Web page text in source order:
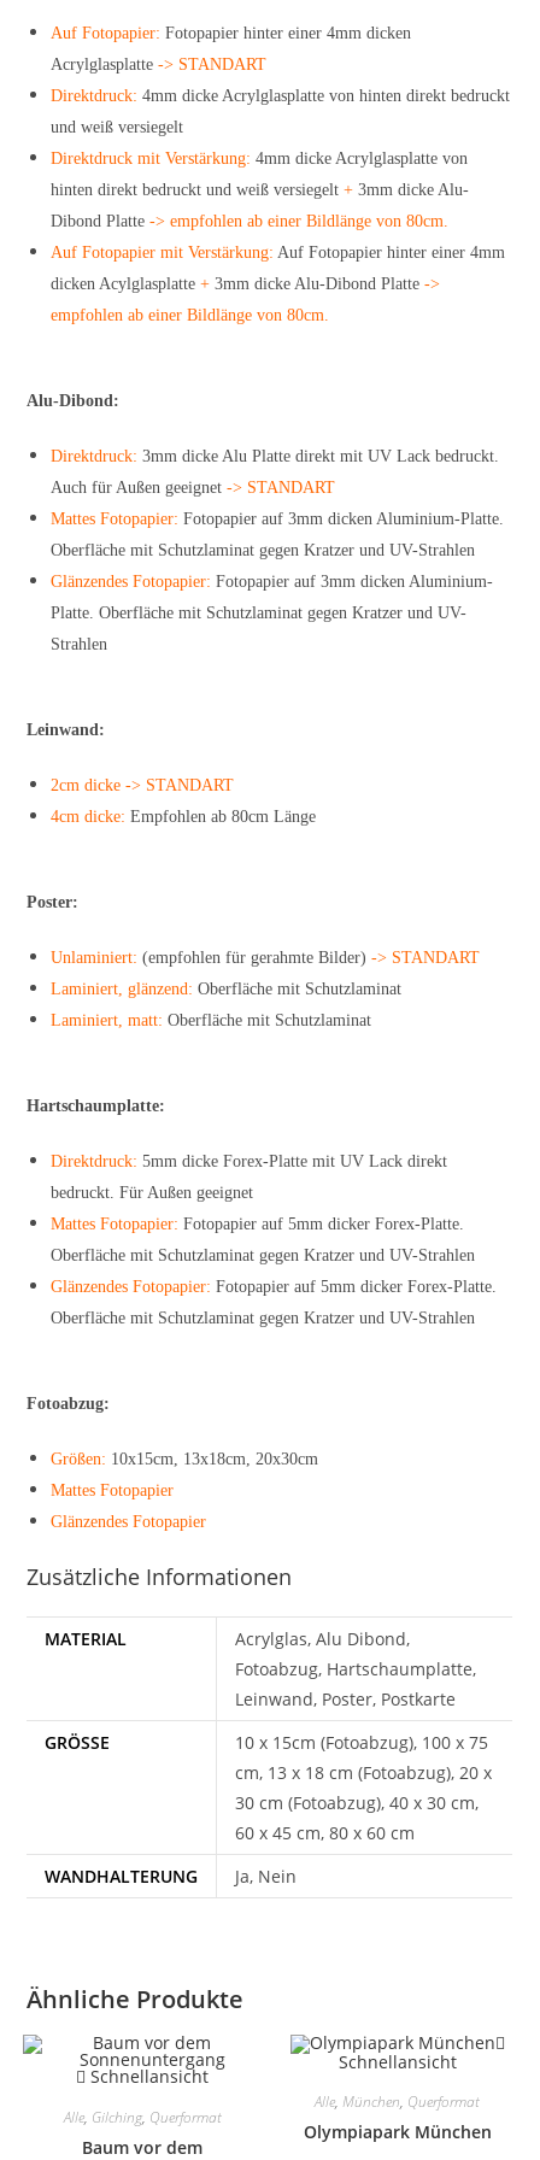
Auf Fotopapier: Fotopapier hinter einer 4mm dicken
Acrylglasplatte-> STANDART
Direktdruck: 4mm dicke Acrylglasplatte von hinten direkt bedruckt
und weiß versiegelt
Direktdruck mit Verstärkung: 4mm dicke Acrylglasplatte von
hinten direkt bedruckt und weiß versiegelt + 3mm dicke Alu-
Dibond Platte-> empfohlen ab einer Bildlänge von 80cm.
Auf Fotopapier mit Verstärkung: Auf Fotopapier hinter einer 4mm
dicken Acylglasplatte + 3mm dicke Alu-Dibond Platte->
empfohlen ab einer Bildlänge von 80cm.
Alu-Dibond:
Direktdruck: 3mm dicke Alu Platte direkt mit UV Lack bedruckt.
Auch für Außen geeignet-> STANDART
Mattes Fotopapier: Fotopapier auf 3mm dicken Aluminium-Platte.
Oberfläche mit Schutzlaminat gegen Kratzer und UV-Strahlen
Glänzendes Fotopapier: Fotopapier auf 3mm dicken Aluminium-
Platte. Oberfläche mit Schutzlaminat gegen Kratzer und UV-
Strahlen
Leinwand:
2cm dicke -> STANDART
4cm dicke: Empfohlen ab 80cm Länge
Poster:
Unlaminiert: (empfohlen für gerahmte Bilder)-> STANDART
Laminiert, glänzend: Oberfläche mit Schutzlaminat
Laminiert, matt: Oberfläche mit Schutzlaminat
Hartschaumplatte:
Direktdruck: 5mm dicke Forex-Platte mit UV Lack direkt
bedruckt. Für Außen geeignet
Mattes Fotopapier: Fotopapier auf 5mm dicker Forex-Platte.
Oberfläche mit Schutzlaminat gegen Kratzer und UV-Strahlen
Glänzendes Fotopapier: Fotopapier auf 5mm dicker Forex-Platte.
Oberfläche mit Schutzlaminat gegen Kratzer und UV-Strahlen
Fotoabzug:
Größen: 10x15cm, 13x18cm, 20x30cm
Mattes Fotopapier
Glänzendes Fotopapier
Zusätzliche Informationen
MATERIAL
Acrylglas, Alu Dibond,
Fotoabzug, Hartschaumplatte,
Leinwand, Poster, Postkarte
GRÖSSE
10 x 15cm (Fotoabzug), 100 x 75
cm, 13 x 18 cm (Fotoabzug), 20 x
30 cm (Fotoabzug), 40 x 30 cm,
60 x 45 cm, 80 x 60 cm
WANDHALTERUNG
Ja, Nein
Ähnliche Produkte
Schnellansicht
Alle, Gilching, Querformat
Baum vor dem
Schnellansicht
Alle,München, Querformat
Olympiapark München